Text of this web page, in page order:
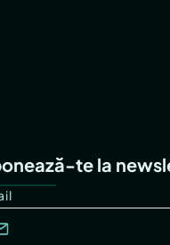
te la